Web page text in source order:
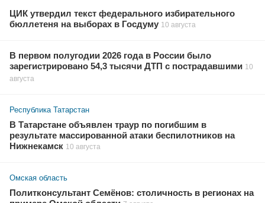
ЦИК утвердил текст федерального избирательного
бюллетеня на выборах в Госдуму 10 августа
В первом полугодии 2026 года в России было
зарегистрировано 54,3 тысячи ДТП с пострадавшими 10
августа
Республика Татарстан
В Татарстане объявлен траур по погибшим в
результате массированной атаки беспилотников на
Нижнекамск 10 августа
Омская область
Политконсультант Семёнов: столичность в регионах на